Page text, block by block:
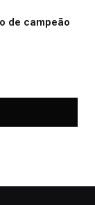
de campeão